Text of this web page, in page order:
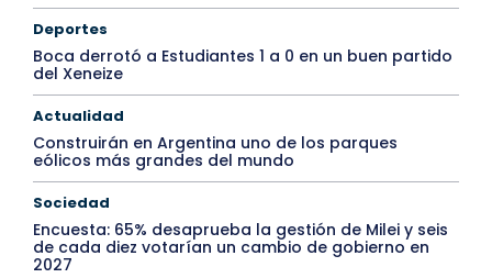
Deportes
Boca derrotó a Estudiantes 1 a 0 en un buen partido
del Xeneize
Actualidad
Construirán en Argentina uno de los parques
eólicos más grandes del mundo
Sociedad
Encuesta: 65% desaprueba la gestión de Milei y seis
de cada diez votarían un cambio de gobierno en
2027